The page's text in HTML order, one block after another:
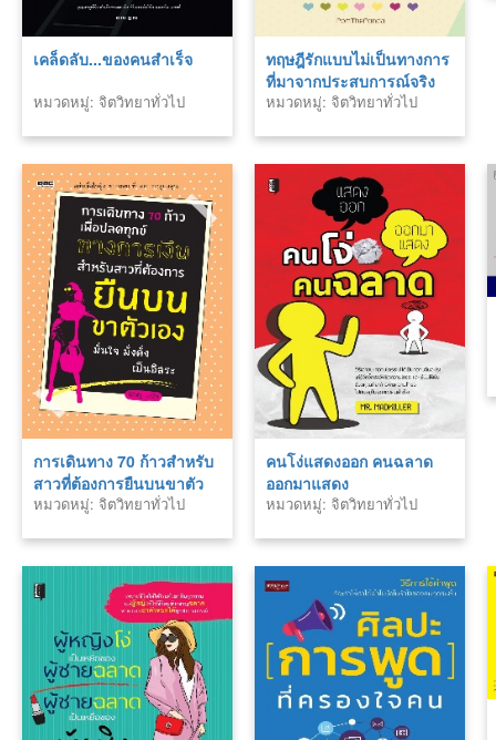
เคล็ดลับ...ของคนสำเร็จ
หมวดหมู่: จิตวิทยาทั่วไป
ทฤษฎีรักแบบไม่เป็นทางการ
ที่มาจากประสบการณ์จริง
หมวดหมู่: จิตวิทยาทั่วไป
การเดินทาง 70 ก้าวสำหรับ
สาวที่ต้องการยืนบนขาตัว
เอง
หมวดหมู่: จิตวิทยาทั่วไป
คนโง่แสดงออก คนฉลาด
ออกมาแสดง
หมวดหมู่: จิตวิทยาทั่วไป